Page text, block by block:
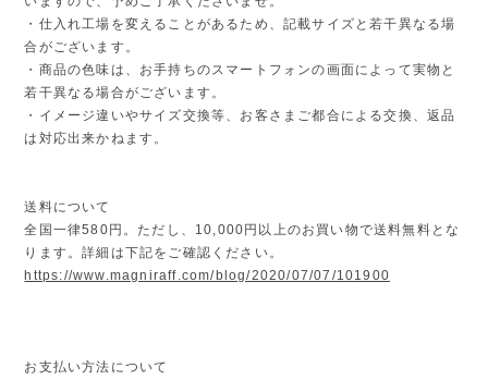
・仕入れ工場を変えることがあるため、記載サイズと若干異なる場
合がございます。
・商品の色味は、お手持ちのスマートフォンの画面によって実物と
若干異なる場合がございます。
・イメージ違いやサイズ交換等、お客さまご都合による交換、返品
は対応出来かねます。
送料について
全国一律580円。ただし、10,000円以上のお買い物で送料無料とな
ります。詳細は下記をご確認ください。
https://www.magniraff.com/blog/2020/07/07/101900
お支払い方法について